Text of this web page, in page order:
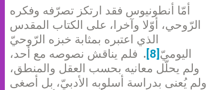
أمّا أنطونيوس فقد ارتكز تصرّفه وفكره
الرّوحي، أوّلا وآخرا، على الكتاب المقدس
الذي اعتبره بمثابة خبزه الرّوحيّ
اليوميّ [8]
. فلم يناقش نصوصه مع أحد،
ولم يحلّل معانيه بحسب العقل والمنطق،
ولم يُعنى بدراسة أسلوبه الأدبيّ، بل أصغى